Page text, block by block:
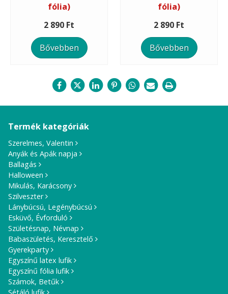
fólia)
2 890 Ft
Bővebben
fólia)
2 890 Ft
Bővebben
Termék kategóriák
Szerelmes, Valentin
Anyák és Apák napja
Ballagás
Halloween
Mikulás, Karácsony
Szilveszter
Lánybúcsú, Legénybúcsú
Esküvő, Évforduló
Születésnap, Névnap
Babaszületés, Keresztelő
Gyerekparty
Egyszínű latex lufik
Egyszínű fólia lufik
Számok, Betűk